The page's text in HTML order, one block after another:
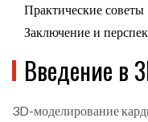
Практические советы
Заключение и
Введение в
3D-моделирование